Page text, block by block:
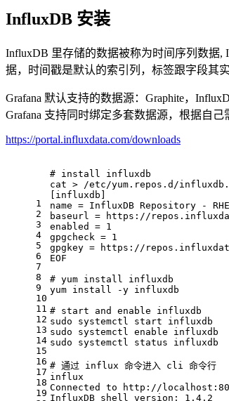
InfluxDB 安装
InfluxDB 里存储的数据被称为时间序列数据
据，时间戳是默认的索引列，标签跟字段其
Grafana 默认支持的数据源：Graphite，
Grafana 支持同时绑定多套数据源，根据自
https://portal.influxdata.com/downloads
1
2
3
4
5
6
7
8
9
10
11
12
13
14
15
16
17
18
19
# install influxdb
cat > /etc/yum.repos.d/
[influxdb]
name = InfluxDB Repository -
baseurl = https://
enabled = 1
gpgcheck = 1
gpgkey = https://
EOF
# yum install influxdb
yum install -y influxdb
# start and enable influxdb
sudo systemctl start influxdb
sudo systemctl enable influxdb
sudo systemctl status influxdb
# 通过 influx 命令进入 cli 命令行
influx
Connected to http://
InfluxDB shell version: 1.4.2